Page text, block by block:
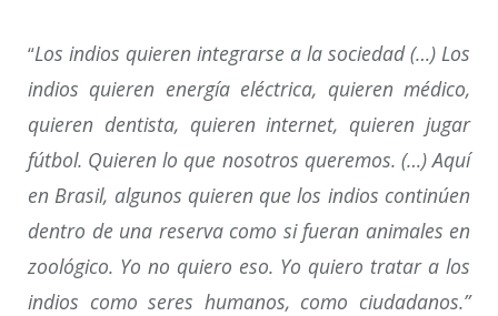
“Los indios quieren integrarse a la sociedad (…) Los
indios quieren energía eléctrica, quieren médico,
quieren dentista, quieren internet, quieren jugar
fútbol. Quieren lo que nosotros queremos. (…) Aquí
en Brasil, algunos quieren que los indios continúen
dentro de una reserva como si fueran animales en
zoológico. Yo no quiero eso. Yo quiero tratar a los
indios como seres humanos, como ciudadanos.”